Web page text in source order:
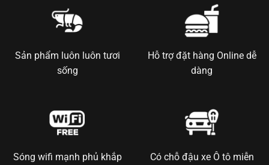
Sản phẩm luôn luôn tươi
sống
Hỗ trợ đặt hàng Online dễ
dàng
Sóng wifi mạnh phủ khắp
Có chỗ đậu xe Ô tô miễn